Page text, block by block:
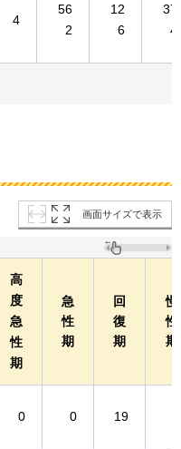
4
56
2
12
6
37
4
画面サイズで表示
高
度
急
性
期
急
性
期
回
復
期
慢
性
期
0 0 19